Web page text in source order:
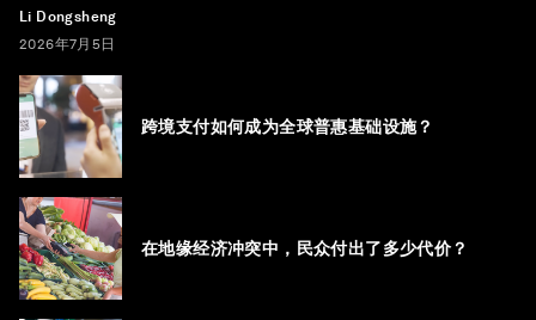
Li Dongsheng
2026年7月5日
跨境支付如何成为全球普惠基础设施？
在地缘经济冲突中，民众付出了多少代价？